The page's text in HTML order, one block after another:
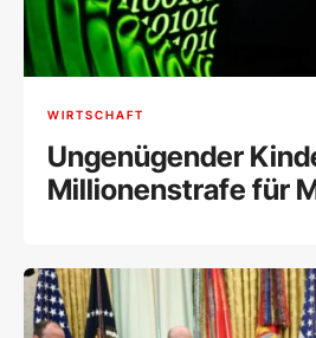
WIRTSCHAFT
Ungenügender
Millionenstrafe für